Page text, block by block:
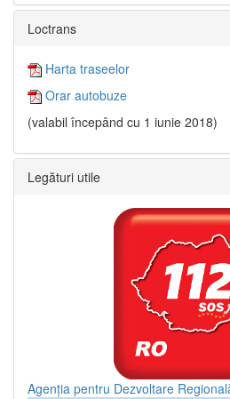
Loctrans
Harta traseelor
Orar autobuze
(valabil începând cu 1 iunie 2018)
Legături utile
Agenția pentru Dezvoltare